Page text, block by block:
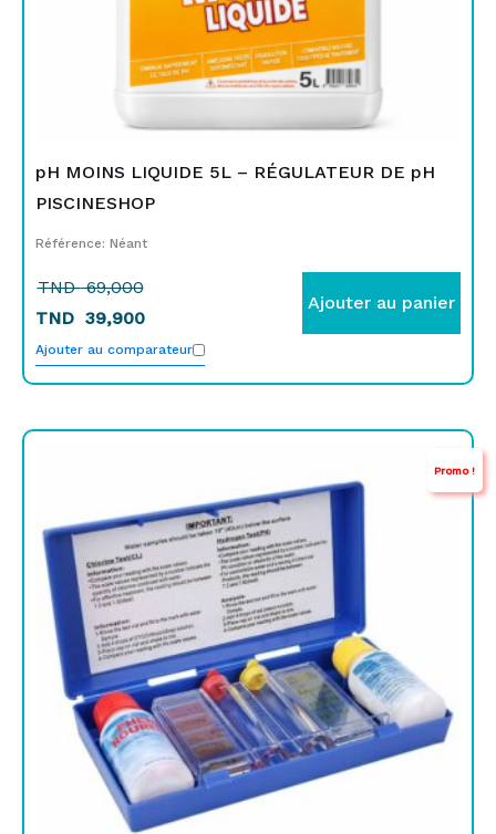
pH MOINS LIQUIDE 5L – RÉGULATEUR DE pH
PISCINESHOP
Référence: Néant
TND69,000
TND 39,900
Ajouter au panier
Ajouter au comparateur
Promo !
était :
TND
45,000.
est :
TND
29,900.